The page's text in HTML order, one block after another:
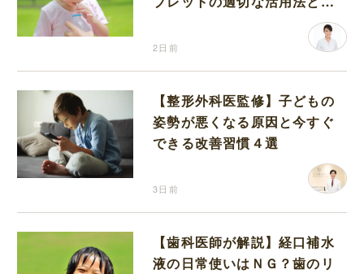
2日前
【整形外科医監修】子どもの
姿勢が悪くなる原因と今すぐ
できる改善習慣４選
3日前
【歯科医師が解説】経口補水
液の日常使いはＮＧ？歯のリ